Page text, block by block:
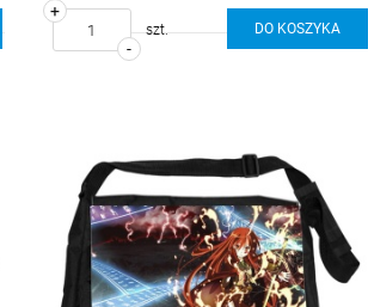
-
+
szt. DO KOSZYKA